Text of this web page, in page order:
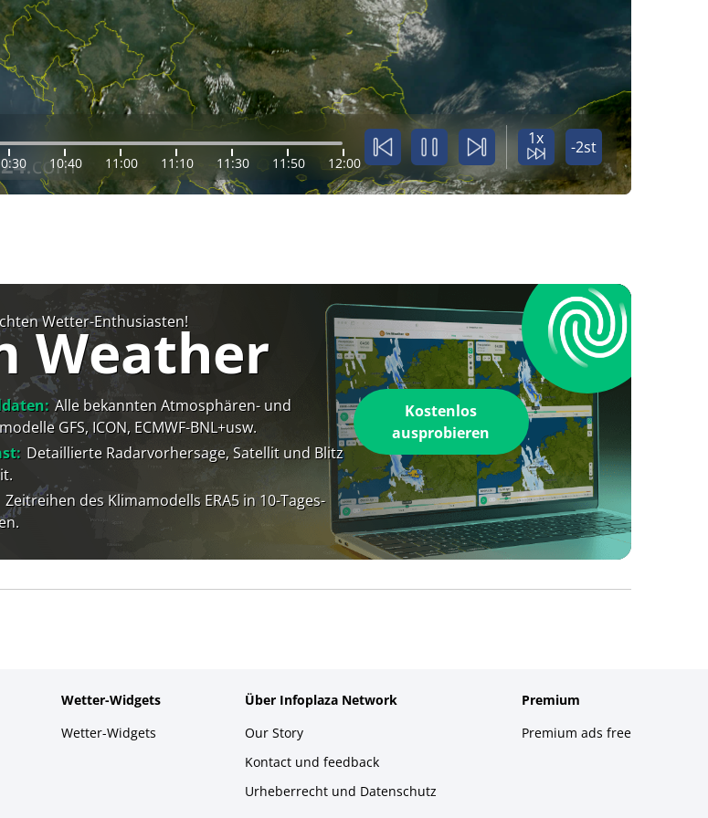
10:40 11:00 11:10 11:30 11:50 12:00
1x -2st
Wetter-Enthusiasten!
Weather
Alle bekannten Atmosphären- und
GFS, ICON, ECMWF-BNL+usw.
Detaillierte Radarvorhersage, Satellit und Blitz
Zeitreihen des Klimamodells ERA5 in 10-Tages-
Kostenlos
ausprobieren
Wetter-Widgets
Wetter-Widgets
Über Infoplaza Network
Our Story
Kontact und feedback
Urheberrecht und Datenschutz
Premium
Premium ads free